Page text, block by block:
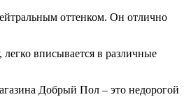
оттенком. Он отлично
вписывается в различные
Добрый Пол – это недорогой